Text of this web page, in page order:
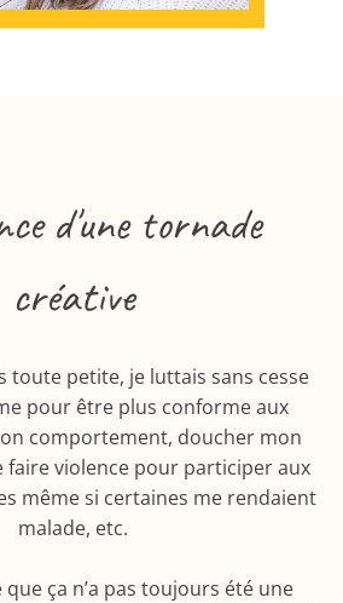
d'une tornade
créative
toute petite, je luttais sans cesse
pour être plus conforme aux
comportement, doucher mon
faire violence pour participer aux
même si certaines me rendaient
malade, etc.
ça n’a pas toujours été une